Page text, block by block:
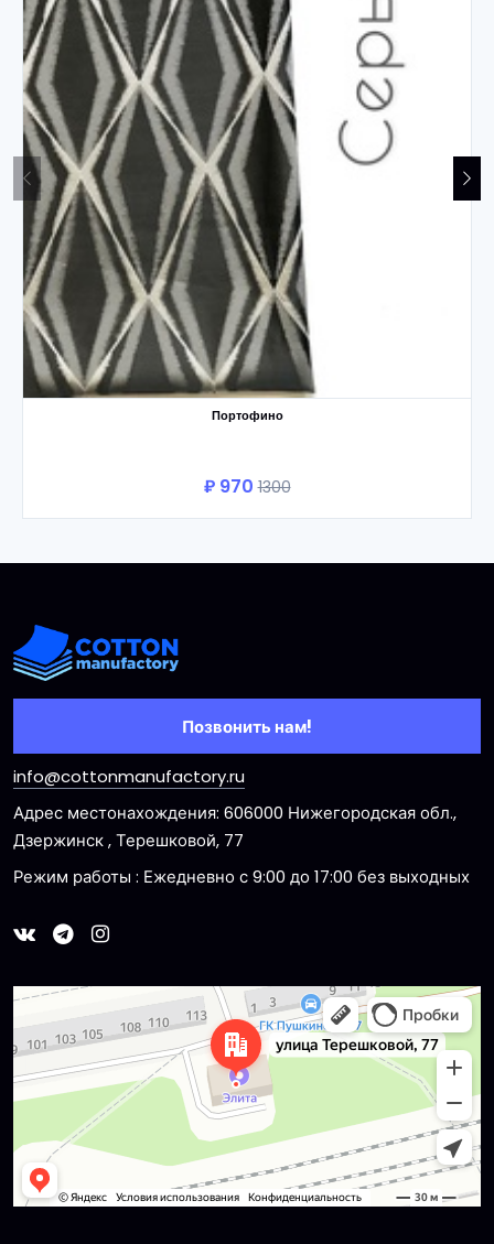
В корзину
Портофино
₽ 970 1300
Позвонить нам!
info@cottonmanufactory.ru
Адрес местонахождения: 606000 Нижегородская обл.,
Дзержинск , Терешковой, 77
Режим работы : Ежедневно с 9:00 до 17:00 без выходных
Dzerzhinsk
Ulitsa Tereshkovoy, 77 — Yandex Maps